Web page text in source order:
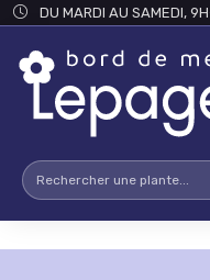
testsearch - 1 Skip to
DU MARDI AU SAMEDI,